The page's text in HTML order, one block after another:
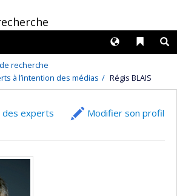
Liens
Langues
recherche
à l’intention des médias
Régis BLAIS
des experts Modifier son profil